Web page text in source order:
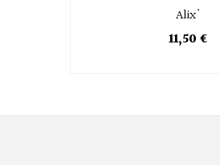
Alix'
11,50 €